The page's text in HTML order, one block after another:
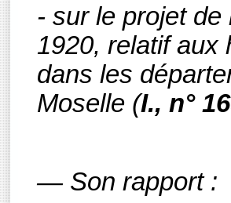
- sur le projet
1920, relatif aux
dans les
Moselle (I., n°
— Son rapport :